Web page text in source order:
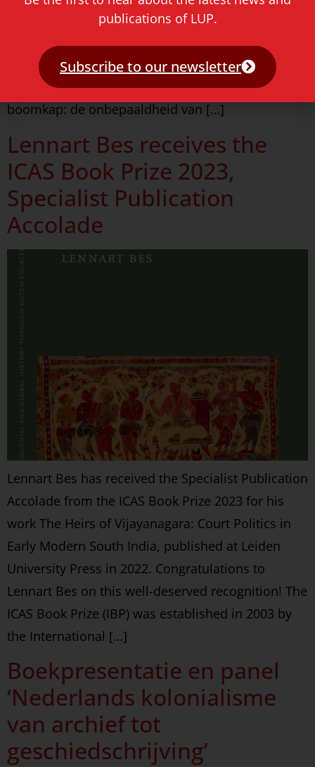
Florence Cobben Wouter Geerts Marieke Nolten
Jan Verkoren Inhoud: Redactioneel Jacqueline
Zirkzee Inleiding: breinpatroon of cultuuruiting
Arjan Sterken De boomgeest zonder vaste
boomkap: de onbepaaldheid van […]
Lennart Bes receives the
ICAS Book Prize 2023,
Specialist Publication
Accolade
Lennart Bes has received the Specialist Publication
Accolade from the ICAS Book Prize 2023 for his
work The Heirs of Vijayanagara: Court Politics in
Early Modern South India, published at Leiden
University Press in 2022. Congratulations to
Lennart Bes on this well-deserved recognition! The
ICAS Book Prize (IBP) was established in 2003 by
the International […]
Boekpresentatie en panel
‘Nederlands kolonialisme
van archief tot
geschiedschrijving’
publications of LUP.
Subscribe to our newsletter